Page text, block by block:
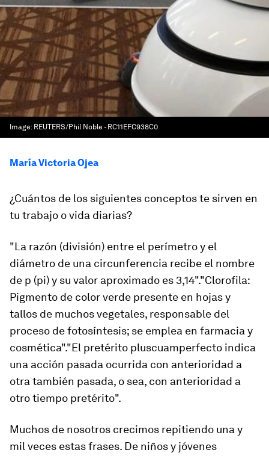
Image: REUTERS/Phil Noble - RC11EFC938C0
María Victoria Ojea
¿Cuántos de los siguientes conceptos te sirven en
tu trabajo o vida diarias?
"La razón (división) entre el perímetro y el
diámetro de una circunferencia recibe el nombre
de p (pi) y su valor aproximado es 3,14"."Clorofila:
Pigmento de color verde presente en hojas y
tallos de muchos vegetales, responsable del
proceso de fotosíntesis; se emplea en farmacia y
cosmética"."El pretérito pluscuamperfecto indica
una acción pasada ocurrida con anterioridad a
otra también pasada, o sea, con anterioridad a
otro tiempo pretérito".
Muchos de nosotros crecimos repitiendo una y
mil veces estas frases. De niños y jóvenes